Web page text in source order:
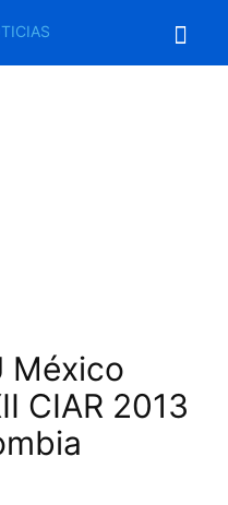
México
CIAR 2013